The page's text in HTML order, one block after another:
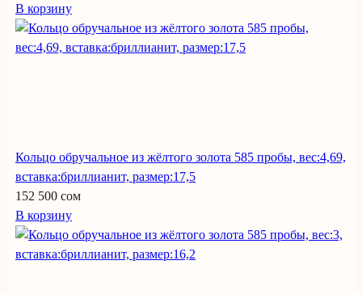
В корзину
Кольцо обручальное из жёлтого золота 585 пробы, вес:4,69,
вставка:бриллианит, размер:17,5
152 500 сом
В корзину